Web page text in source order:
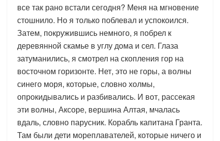
все так рано встали сегодня? Меня на мгновение
стошнило. Но я только поблевал и успокоился.
Затем, покружившись немного, я побрел к
деревянной скамье в углу дома и сел. Глаза
затуманились, я смотрел на скопления гор на
восточном горизонте. Нет, это не горы, а волны
синего моря, которые, словно холмы,
опрокидывались и разбивались. И вот, рассекая
эти волны, Аксоре, вершина Алтая, мчалась
вдаль, словно парусник. Корабль капитана Гранта.
Там были дети мореплавателей, которые ничего и